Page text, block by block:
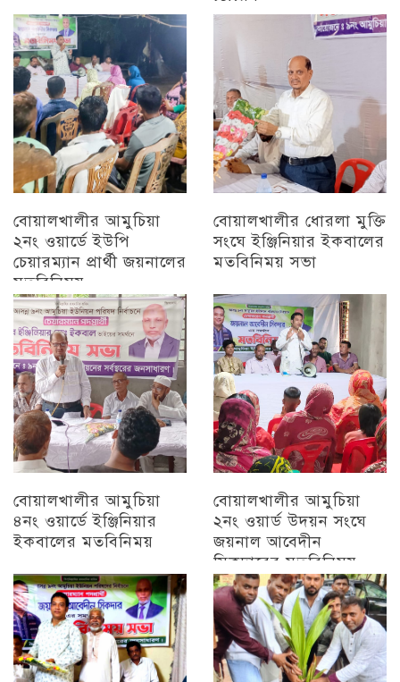
চট্টগ্রাম
বোয়ালখালীর আমুচিয়া
২নং ওয়ার্ডে ইউপি
চেয়ারম্যান প্রার্থী জয়নালের
মতবিনিময়
চট্টগ্রাম
বোয়ালখালীর ধোরলা মুক্তি
সংঘে ইঞ্জিনিয়ার ইকবালের
মতবিনিময় সভা
চট্টগ্রাম
বোয়ালখালীর আমুচিয়া
৪নং ওয়ার্ডে ইঞ্জিনিয়ার
ইকবালের মতবিনিময়
চট্টগ্রাম
বোয়ালখালীর আমুচিয়া
২নং ওয়ার্ড উদয়ন সংঘে
জয়নাল আবেদীন
সিকদারের মতবিনিময়
অন্যান্য